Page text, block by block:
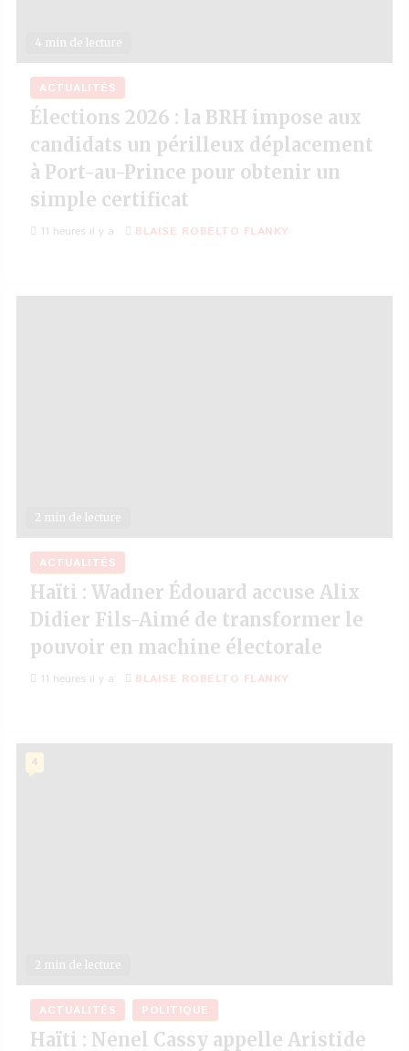
4 min de lecture
ACTUALITÉS
Élections 2026 : la BRH impose aux
candidats un périlleux déplacement
à Port-au-Prince pour obtenir un
simple certificat
11 heures il y a BLAISE ROBELTO FLANKY
2 min de lecture
ACTUALITÉS
Haïti : Wadner Édouard accuse Alix
Didier Fils-Aimé de transformer le
pouvoir en machine électorale
11 heures il y a BLAISE ROBELTO FLANKY
2 min de lecture
4
ACTUALITÉS POLITIQUE
Haïti : Nenel Cassy appelle Aristide